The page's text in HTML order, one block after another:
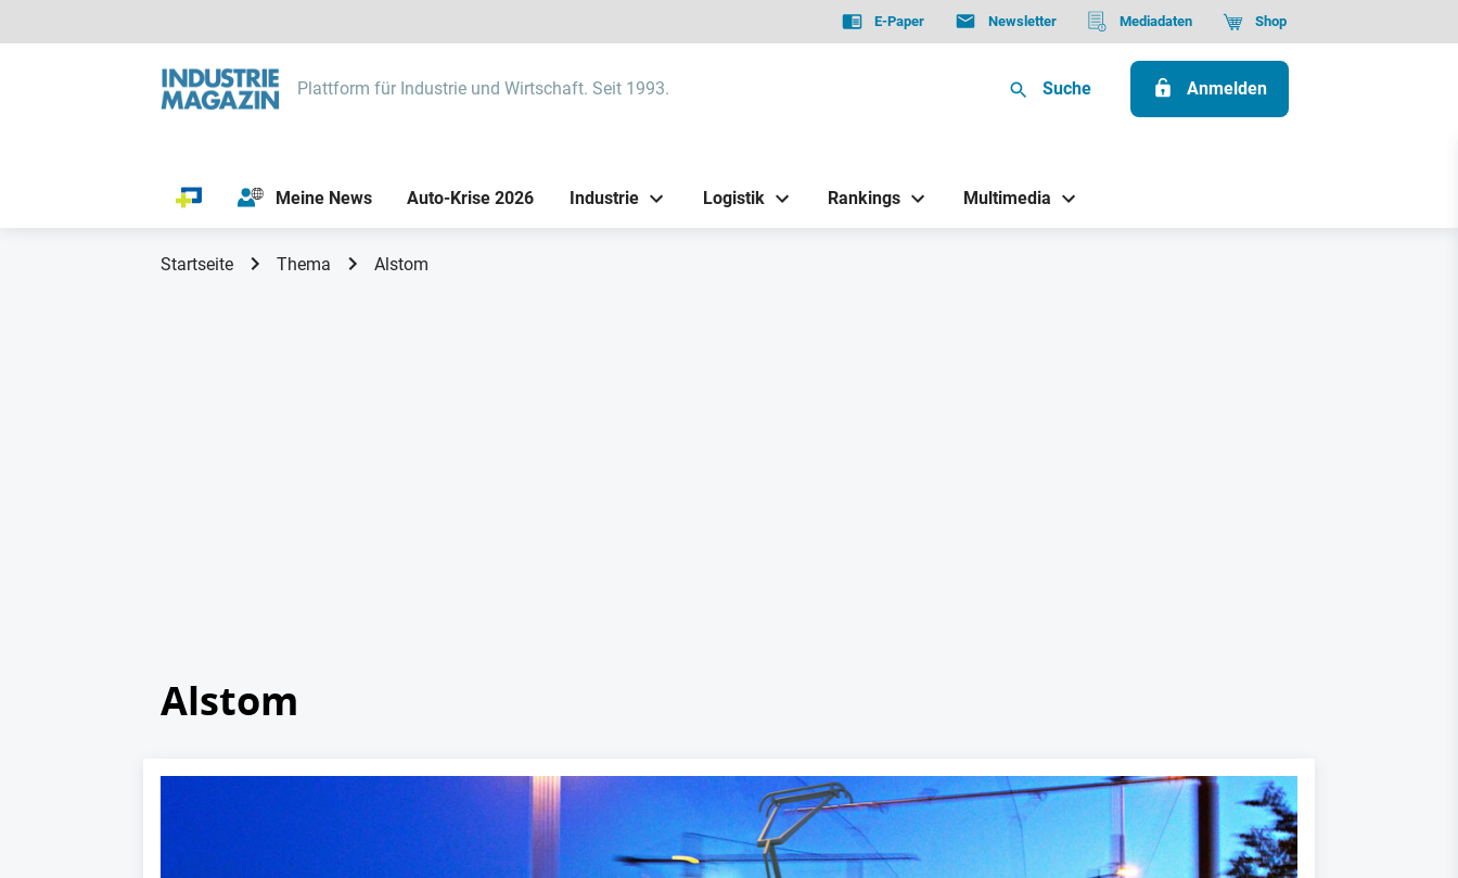
E-Paper Newsletter Mediadaten Shop
Plattform für Industrie und Wirtschaft. Seit 1993. Suche Anmelden
Meine News Auto-Krise 2026 Industrie Logistik Rankings Multimedia
Startseite Thema Alstom
Alstom